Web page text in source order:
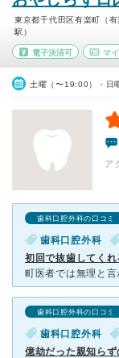
東京都千代田区有楽町（
駅）
電子決済可 マ
土曜（〜19:00）・日
ア
歯科口腔外科の口コミ
歯科口腔外科
初回で抜歯してくれ
歯科口腔外科の口コミ
歯科口腔外科
億劫だった親知らず